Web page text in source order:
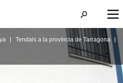
Tendals a la província de Tarragona